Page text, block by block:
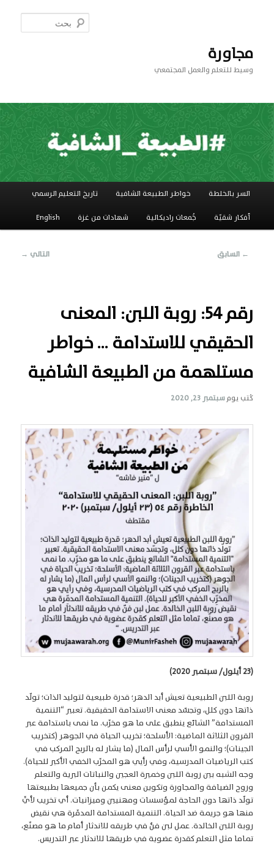
مجاورة
وسيط للتعلم والعمل المجتمعي
السر بالخلطة خواطر الطبيعة الشافية تاريخ التعليم الرسمي
أفكار شقيّة جَُمعات راديكالية شهادات من غزة English
تصفّح
← السابق التالي →
رقم 54: روبة اللبن: المعنى
الحقيقي للاستدامة … خواطر
مستلهمة من الطبيعة الشافية
كُتب يومسبتمبر 23, 2020
(23 أيلول/ سبتمبر 2020)
روبة اللبن الطبيعية تعيش أبد الدهر؛ قدرة طبيعية لتوليد الذات؛ تولّد
ذاتها دون كلل، وتجسّد معنى الاستدامة الحقيقية. تعبير “التنمية
المستدامة” الشائع ينطبق على ما هو مخرِّب. ما نمى باستدامة عبر
القرون الثلاثة الماضية: الأسلحة؛ تخريب الحياة في الجوهر (كتخريب
الجينات)؛ والنمو الأسي لرأس المال (ما يشار له بالربح المركب في
كتب الرياضيات المدرسية، وفي رأيي هو المخرِّب الخفي الأكبر للحياة).
وجه الشبه بين روبة اللبن وخميرة العجين والنباتات البرية والتعلم
وروح الضيافة والمجاورة وتكوين معنى يكمن بأن جميعها بطبيعتها
تولّد ذاتها دون الحاجة لمؤسسات ومهنيين وميزانيات. أي تخريب لأيٍّ
منها هو جريمة ضد الحياة. التنمية المستدامة المدمِّرة هي نقيض
روبة اللبن الخالدة. عمل لبن فنٌّ في طريقه للاندثار أمام ما هو مصنّع،
تماما مثل التعلم كقدرة عضوية في طريقها للاندثار عبر التدريس.